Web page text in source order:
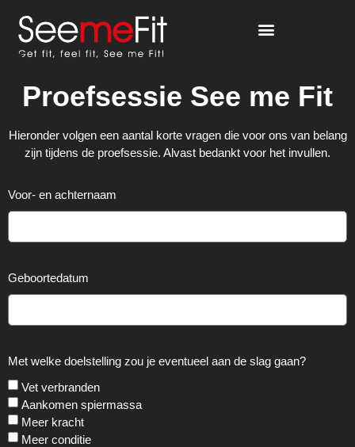
Proefsessie See me Fit
Hieronder volgen een aantal korte vragen die voor ons van belang
zijn tijdens de proefsessie. Alvast bedankt voor het invullen.
Voor- en achternaam
Geboortedatum
Met welke doelstelling zou je eventueel aan de slag gaan?
Vet verbranden
Aankomen spiermassa
Meer kracht
Meer conditie